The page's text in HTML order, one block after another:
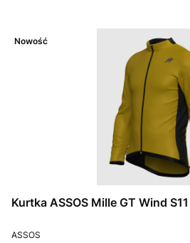
Nowość
Kurtka ASSOS Mille GT Wind
PRODUCENT
ASSOS